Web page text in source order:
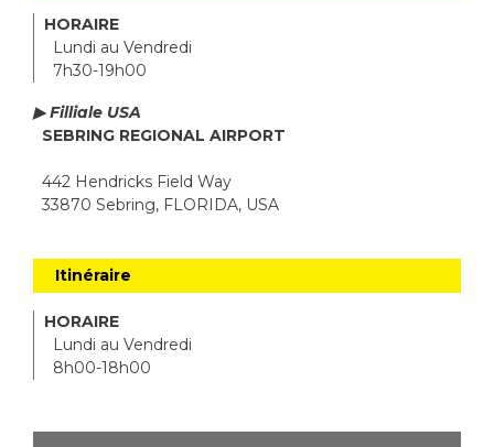
HORAIRE
Lundi au Vendredi
7h30-19h00
▶ Filliale USA
SEBRING REGIONAL AIRPORT
442 Hendricks Field Way
33870 Sebring, FLORIDA, USA
Itinéraire
HORAIRE
Lundi au Vendredi
8h00-18h00